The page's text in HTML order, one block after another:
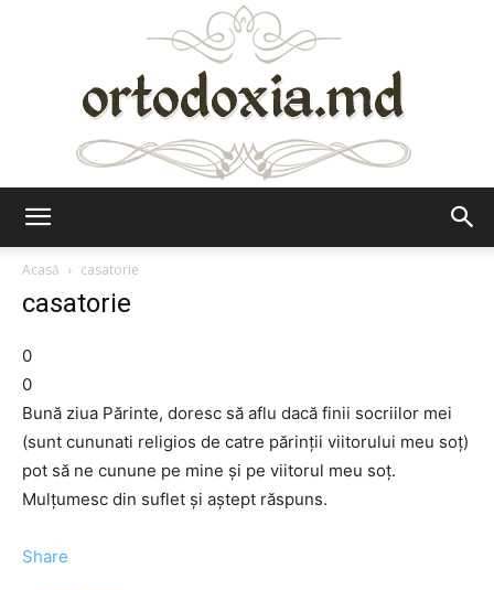
Acasă
casatorie
casatorie
0
0
Bună ziua Părinte, doresc să aflu dacă finii socriilor mei
(sunt cununati religios de catre părinții viitorului meu soț)
pot să ne cunune pe mine și pe viitorul meu soț.
Mulțumesc din suflet și aștept răspuns.
Share